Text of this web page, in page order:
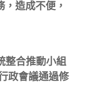
造成不便，
整合推動小組
政會議通過修